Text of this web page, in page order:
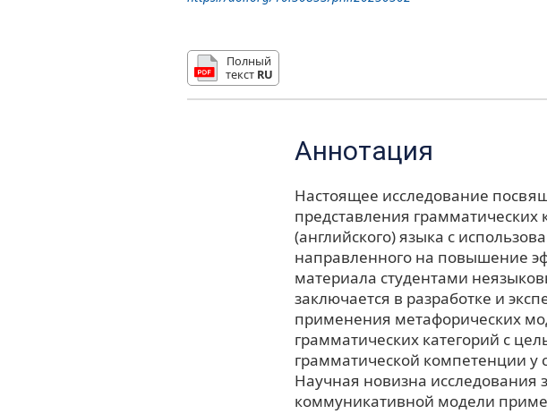
Полный
текст RU
Аннотация
Настоящее исследование
представления
(английского) языка с
направленного на повышение
материала студентами
заключается в разработке и
применения метафорических
грамматических категорий с
грамматической компетенции у
Научная новизна исследования
коммуникативной модели